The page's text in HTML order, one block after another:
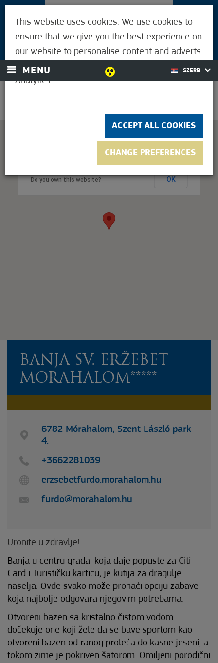
LOGIN
MENU SZERB
22,2°C
Do you own this website? OK
BANJA SV. ERŽEBET
MORAHALOM*****
6782 Mórahalom, Szent László park
4.
+3662281039
erzsebetfurdo.morahalom.hu
furdo@morahalom.hu
Uronite u zdravlje!
Banja u centru grada, koja daje popuste za Citi
Card i Turističku karticu, je kutija za dragulje
naselja. Ovde svako može pronaći opciju zabave
koja najbolje odgovara njegovim potrebama.
Otvoreni bazen sa kristalno čistom vodom
dočekuje one koji žele da se bave sportom kao
otvoreni bazen od ranog proleća do kasne jeseni, a
tokom zime je pokriven šatorom. Omiljeni porodični
This website uses cookies. We use cookies to
ensure that we give you the best experience on
our website to personalise content and adverts
and to analyse our traffic using Google
Analytics.
ACCEPT ALL COOKIES
CHANGE PREFERENCES